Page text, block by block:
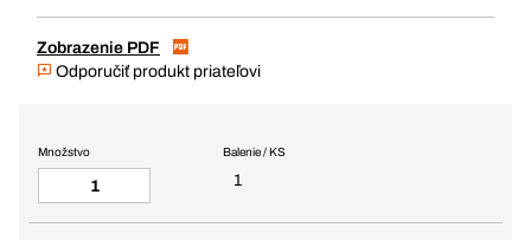
Zobrazenie PDF
Odporučiť produkt priateľovi
Balenie / KS
1
Množstvo